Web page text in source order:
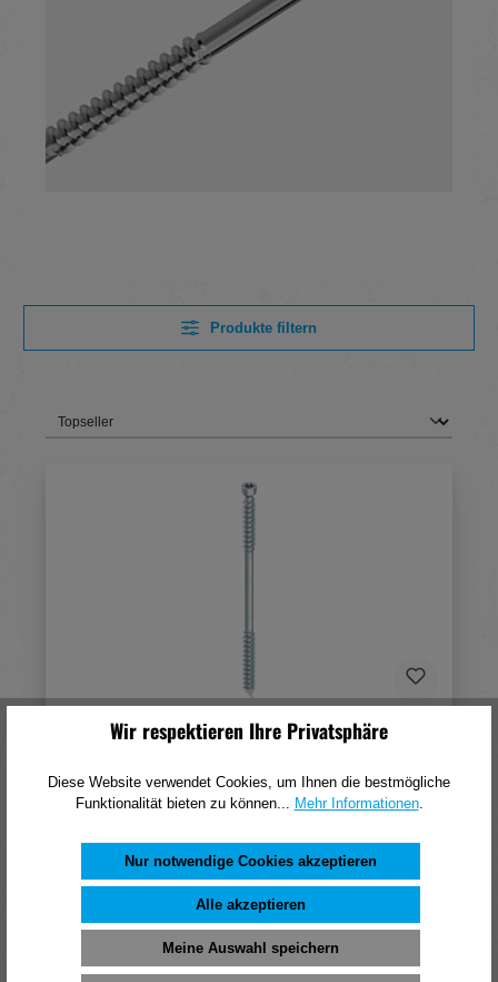
Produkte filtern
HECO WT-T Zylinder-Senkkopf T-Drive UKG A3K
8,2x300mm (50)
216,06 €*
In den Warenkorb
Wir respektieren Ihre Privatsphäre
Diese Website verwendet Cookies, um Ihnen die bestmögliche
Funktionalität bieten zu können...
Mehr Informationen.
Nur notwendige Cookies akzeptieren
Alle akzeptieren
Meine Auswahl speichern